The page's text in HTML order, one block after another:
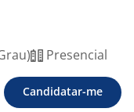
Presencial
Candidatar-me